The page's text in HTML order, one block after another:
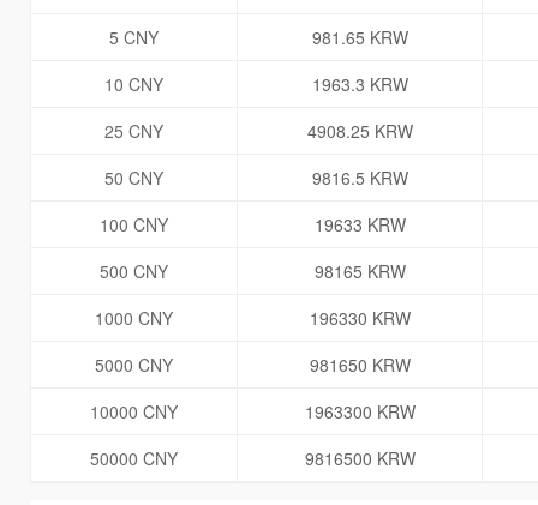
5 CNY
981.65 KRW
10 CNY
1963.3 KRW
25 CNY
4908.25 KRW
50 CNY
9816.5 KRW
100 CNY
19633 KRW
500 CNY
98165 KRW
1000 CNY
196330 KRW
5000 CNY
981650 KRW
10000 CNY
1963300 KRW
50000 CNY
9816500 KRW